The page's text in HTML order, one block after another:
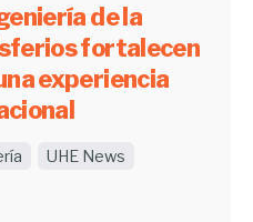
de la
fortalecen
experiencia
UHE News